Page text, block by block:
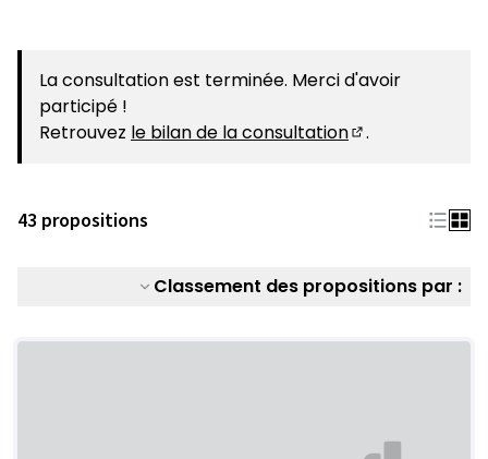
La consultation est terminée. Merci d'avoir
participé !
Retrouvez le bilan de la consultation .
43 propositions
Classement des propositions par :